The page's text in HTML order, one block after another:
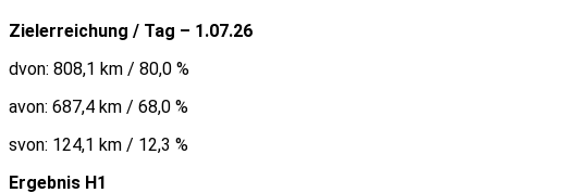
Zielerreichung / Tag – 1.07.26
dvon: 808,1 km / 80,0 %
avon: 687,4 km / 68,0 %
svon: 124,1 km / 12,3 %
Ergebnis H1